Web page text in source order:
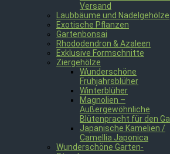
Versand
Laubbäume und Nadelgehölze
Exotische Pflanzen
Gartenbonsai
Rhododendron & Azaleen
Exklusive Formschnitte
Ziergehölze
Wunderschöne
Frühjahrsblüher
Winterblüher
Magnolien –
Außergewöhnliche
Blütenpracht für den
Japanische Kamelien /
Camellia Japonica
Wunderschöne Garten-